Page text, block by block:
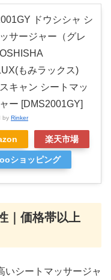
ドウシシャ シ
サージャー（グレ
もみラックス)
キャン シートマッ
ー [DMS2001GY]
by Rinker
楽天市場
ショッピング
｜価格帯以上
いシートマッサージャ